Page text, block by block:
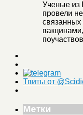
Ученые из
провели
связанных
Твиты от
Метки